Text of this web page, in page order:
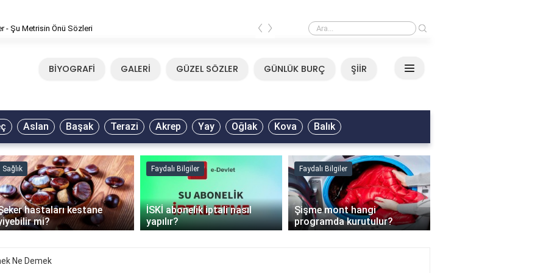
- Şu Metrisin Önü Sözleri Mirkelam - Tavla Sözleri
‹ ›
BİYOGRAFİ GALERİ GÜZEL SÖZLER GÜNLÜK BURÇ ŞİİR
Aslan Başak Terazi Akrep Yay Oğlak Kova Balık
Sağlık
hastaları kestane
mi?
Faydalı Bilgiler
İSKİ abonelik iptali nasıl
yapılır?
Faydalı Bilgiler
Şişme mont hangi
programda kurutulur?
›
Ne Demek